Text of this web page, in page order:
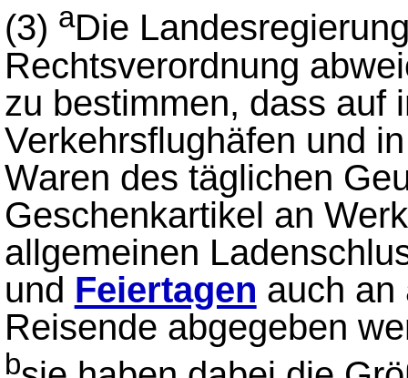
(3) aDie
Rechtsverordnung
zu bestimmen, dass auf
Verkehrsflughäfen und
Waren des täglichen
Geschenkartikel an
allgemeinen
und Feiertagen auch an
Reisende abgegeben
b